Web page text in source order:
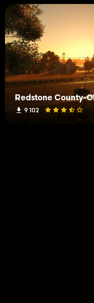
Redstone County-
9 102